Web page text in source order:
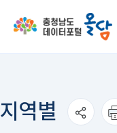
지역별